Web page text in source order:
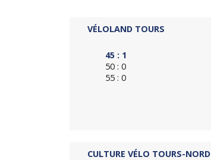
VÉLOLAND TOURS
45 : 1
50 : 0
55 : 0
CULTURE VÉLO TOURS-NORD